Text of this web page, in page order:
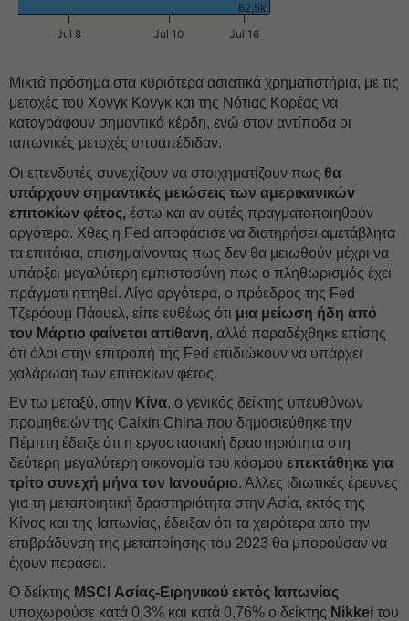
Jul 8 Jul 10 Jul 16
62,5k
Μικτά πρόσημα στα κυριότερα ασιατικά χρηματιστήρια, με τις
μετοχές του Χονγκ Κονγκ και της Νότιας Κορέας να
καταγράφουν σημαντικά κέρδη, ενώ στον αντίποδα οι
ιαπωνικές μετοχές υποαπέδιδαν.
Οι επενδυτές συνεχίζουν να στοιχηματίζουν πως θα
υπάρχουν σημαντικές μειώσεις των αμερικανικών
επιτοκίων φέτος, έστω και αν αυτές πραγματοποιηθούν
αργότερα. Χθες η Fed αποφάσισε να διατηρήσει αμετάβλητα
τα επιτόκια, επισημαίνοντας πως δεν θα μειωθούν μέχρι να
υπάρξει μεγαλύτερη εμπιστοσύνη πως ο πληθωρισμός έχει
πράγματι ηττηθεί. Λίγο αργότερα, ο πρόεδρος της Fed
Τζερόουμ Πάουελ, είπε ευθέως ότι μια μείωση ήδη από
τον Μάρτιο φαίνεται απίθανη, αλλά παραδέχθηκε επίσης
ότι όλοι στην επιτροπή της Fed επιδιώκουν να υπάρχει
χαλάρωση των επιτοκίων φέτος.
Εν τω μεταξύ, στην Κίνα, ο γενικός δείκτης υπευθύνων
προμηθειών της Caixin China που δημοσιεύθηκε την
Πέμπτη έδειξε ότι η εργοστασιακή δραστηριότητα στη
δεύτερη μεγαλύτερη οικονομία του κόσμου επεκτάθηκε για
τρίτο συνεχή μήνα τον Ιανουάριο. Άλλες ιδιωτικές έρευνες
για τη μεταποιητική δραστηριότητα στην Ασία, εκτός της
Κίνας και της Ιαπωνίας, έδειξαν ότι τα χειρότερα από την
επιβράδυνση της μεταποίησης του 2023 θα μπορούσαν να
έχουν περάσει.
Ο δείκτης MSCI Ασίας-Ειρηνικού εκτός Ιαπωνίας
υποχωρούσε κατά 0,3% και κατά 0,76% ο δείκτης Nikkei του